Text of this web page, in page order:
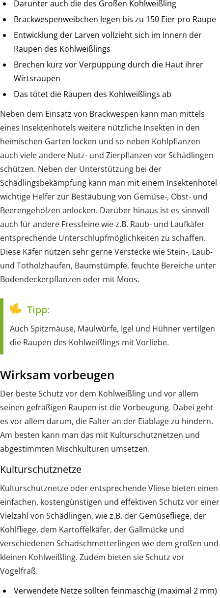
Darunter auch die des Großen Kohlweißling
Brackwespenweibchen legen bis zu 150 Eier pro Raupe
Entwicklung der Larven vollzieht sich im Innern der
Raupen des Kohlweißlings
Brechen kurz vor Verpuppung durch die Haut ihrer
Wirtsraupen
Das tötet die Raupen des Kohlweißlings ab
Neben dem Einsatz von Brackwespen kann man mittels
eines Insektenhotels weitere nützliche Insekten in den
heimischen Garten locken und so neben Kohlpflanzen
auch viele andere Nutz- und Zierpflanzen vor Schädlingen
schützen. Neben der Unterstützung bei der
Schädlingsbekämpfung kann man mit einem Insektenhotel
wichtige Helfer zur Bestäubung von Gemüse-, Obst- und
Beerengehölzen anlocken. Darüber hinaus ist es sinnvoll
auch für andere Fressfeine wie z.B. Raub- und Laufkäfer
entsprechende Unterschlupfmöglichkeiten zu schaffen.
Diese Käfer nutzen sehr gerne Verstecke wie Stein-, Laub-
und Totholzhaufen, Baumstümpfe, feuchte Bereiche unter
Bodendeckerpflanzen oder mit Moos.
Tipp:
Auch Spitzmäuse, Maulwürfe, Igel und Hühner vertilgen
die Raupen des Kohlweißlings mit Vorliebe.
Wirksam vorbeugen
Der beste Schutz vor dem Kohlweißling und vor allem
seinen gefräßigen Raupen ist die Vorbeugung. Dabei geht
es vor allem darum, die Falter an der Eiablage zu hindern.
Am besten kann man das mit Kulturschutznetzen und
abgestimmten Mischkulturen umsetzen.
Kulturschutznetze
Kulturschutznetze oder entsprechende Vliese bieten einen
einfachen, kostengünstigen und effektiven Schutz vor einer
Vielzahl von Schädlingen, wie z.B. der Gemüsefliege, der
Kohlfliege, dem Kartoffelkäfer, der Gallmücke und
verschiedenen Schadschmetterlingen wie dem großen und
kleinen Kohlweißling. Zudem bieten sie Schutz vor
Vogelfraß.
Verwendete Netze sollten feinmaschig (maximal 2 mm)